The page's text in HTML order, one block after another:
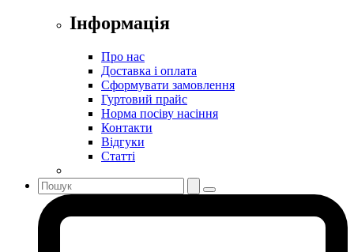
Інформація
Про нас
Доставка і оплата
Сформувати замовлення
Гуртовий прайс
Норма посіву насіння
Контакти
Відгуки
Статті